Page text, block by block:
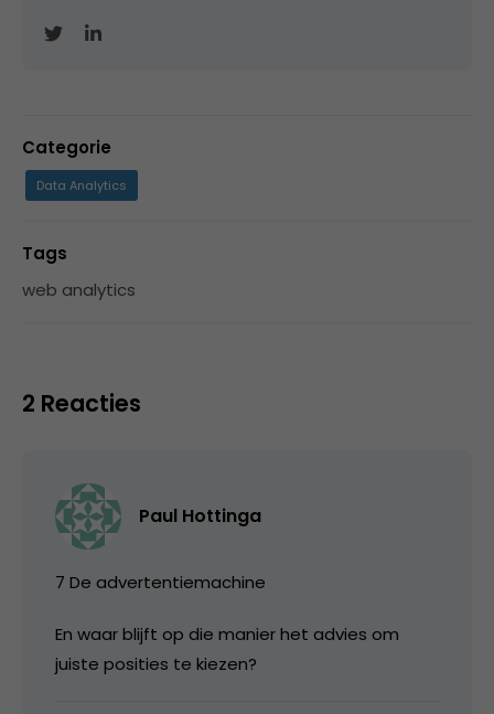
Categorie
Data Analytics
Tags
web analytics
2 Reacties
Paul Hottinga
7 De advertentiemachine
En waar blijft op die manier het advies om
juiste posities te kiezen?